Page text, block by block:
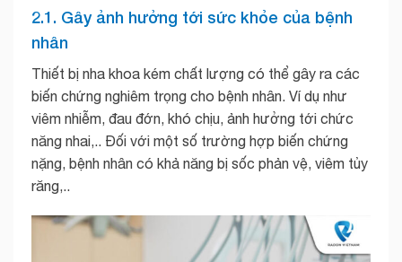
2.1. Gây ảnh hưởng tới sức khỏe của bệnh
nhân
Thiết bị nha khoa kém chất lượng có thể gây ra các
biến chứng nghiêm trọng cho bệnh nhân. Ví dụ như
viêm nhiễm, đau đớn, khó chịu, ảnh hưởng tới chức
năng nhai,.. Đối với một số trường hợp biến chứng
nặng, bệnh nhân có khả năng bị sốc phản vệ, viêm tủy
răng,..